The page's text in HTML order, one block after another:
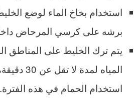
استخدام بخاخ الماء لوضع
برشه على كرسي المرحاض
يتم ترك الخليط على المناطق
المياه
استخدام الحمام في هذه الفترة.